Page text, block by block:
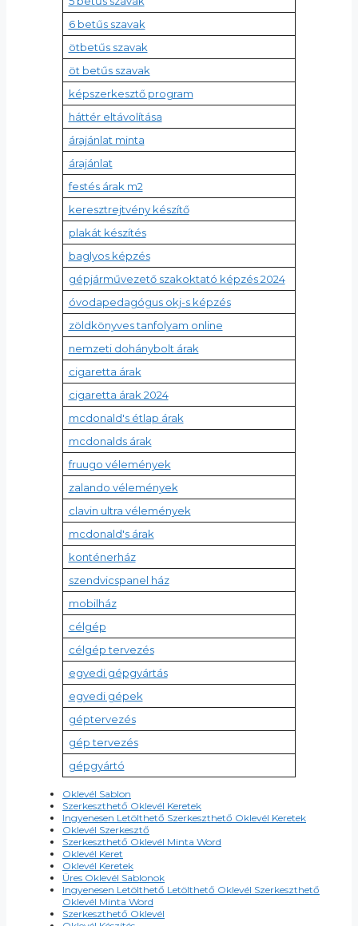
6 betűs szavak
ötbetűs szavak
öt betűs szavak
képszerkesztő program
háttér eltávolítása
árajánlat minta
árajánlat
festés árak m2
keresztrejtvény készítő
plakát készítés
baglyos képzés
gépjárművezető szakoktató képzés 2024
óvodapedagógus okj-s képzés
zöldkönyves tanfolyam online
nemzeti dohánybolt árak
cigaretta árak
cigaretta árak 2024
mcdonald's étlap árak
mcdonalds árak
fruugo vélemények
zalando vélemények
clavin ultra vélemények
mcdonald's árak
konténerház
szendvicspanel ház
mobilház
célgép
célgép tervezés
egyedi gépgyártás
egyedi gépek
géptervezés
gép tervezés
gépgyártó
Oklevél Sablon
Szerkeszthető Oklevél Keretek
Ingyenesen Letölthető Szerkeszthető Oklevél Keretek
Oklevél Szerkesztő
Szerkeszthető Oklevél Minta Word
Oklevél Keret
Oklevél Keretek
Üres Oklevél Sablonok
Ingyenesen Letölthető Letölthető Oklevél Szerkeszthető
Oklevél Minta Word
Szerkeszthető Oklevél